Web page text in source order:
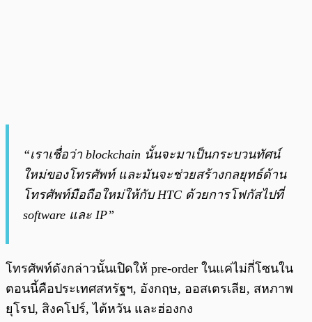
“เราเชื่อว่า blockchain นั้นจะมาเป็นกระบวนทัศน์
ใหม่ของโทรศัพท์ และมันจะช่วยสร้างกลยุทธ์ด้าน
โทรศัพท์มือถือใหม่ให้กับ HTC ด้วยการโฟกัสไปที่
software และ IP”
โทรศัพท์ดังกล่าวนั้นเปิดให้ pre-order ในแค่ไม่กี่โซนใน
ตอนนี้คือประเทศสหรัฐฯ, อังกฤษ, ออสเตรเลีย, สหภาพ
ยุโรป, สิงคโปร์, ไต้หวัน และฮ่องกง